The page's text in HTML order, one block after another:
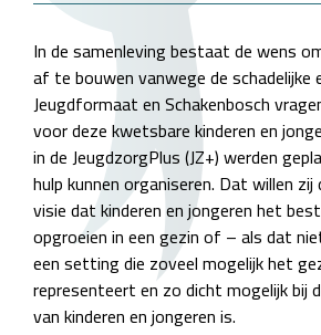
In de samenleving bestaat de wens
af te bouwen vanwege de
Jeugdformaat en Schakenbosch
voor deze kwetsbare kinderen en
in de JeugdzorgPlus (JZ+) werden
hulp kunnen organiseren. Dat willen
visie dat kinderen en jongeren het
opgroeien in een gezin of – als dat
een setting die zoveel mogelijk het
representeert en zo dicht mogelijk bij
van kinderen en jongeren is.